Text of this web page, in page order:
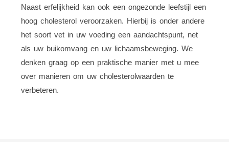
Naast erfelijkheid kan ook een ongezonde leefstijl een
hoog cholesterol veroorzaken. Hierbij is onder andere
het soort vet in uw voeding een aandachtspunt, net
als uw buikomvang en uw lichaamsbeweging. We
denken graag op een praktische manier met u mee
over manieren om uw cholesterolwaarden te
verbeteren.